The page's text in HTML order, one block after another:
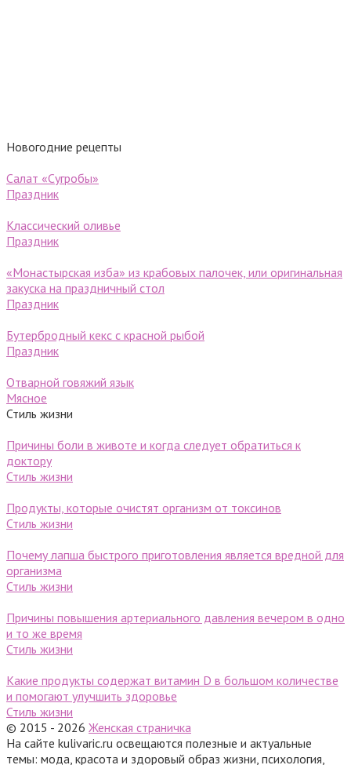
Новогодние рецепты
Салат «Сугробы»
Праздник
Классический оливье
Праздник
«Монастырская изба» из крабовых палочек, или оригинальная
закуска на праздничный стол
Праздник
Бутербродный кекс с красной рыбой
Праздник
Отварной говяжий язык
Мясное
Стиль жизни
Причины боли в животе и когда следует обратиться к
доктору
Стиль жизни
Продукты, которые очистят организм от токсинов
Стиль жизни
Почему лапша быстрого приготовления является вредной для
организма
Стиль жизни
Причины повышения артериального давления вечером в одно
и то же время
Стиль жизни
Какие продукты содержат витамин D в большом количестве
и помогают улучшить здоровье
Стиль жизни
© 2015 - 2026 Женская страничка
На сайте kulivaric.ru освещаются полезные и актуальные
темы: мода, красота и здоровый образ жизни, психология,